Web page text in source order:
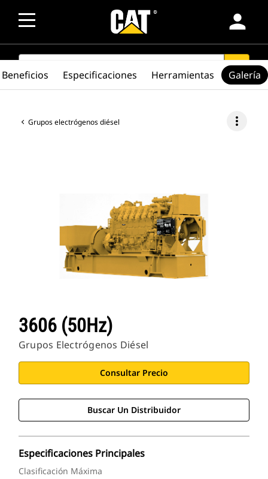
person
SEARCH search
Grupos electrógenos diésel more_vert
3606 (50Hz)
Grupos Electrógenos Diésel
Consultar Precio
Buscar Un Distribuidor
Especificaciones Principales
Clasificación Máxima
Beneficios Especificaciones Herramientas Galería